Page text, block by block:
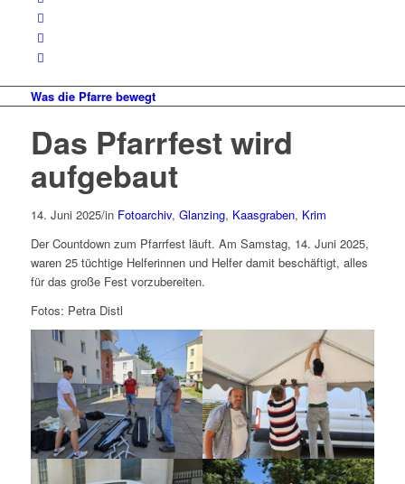
Was die Pfarre bewegt
Das Pfarrfest wird
aufgebaut
14. Juni 2025/in Fotoarchiv, Glanzing, Kaasgraben, Krim
Der Countdown zum Pfarrfest läuft. Am Samstag, 14. Juni 2025,
waren 25 tüchtige Helferinnen und Helfer damit beschäftigt, alles
für das große Fest vorzubereiten.
Fotos: Petra Distl